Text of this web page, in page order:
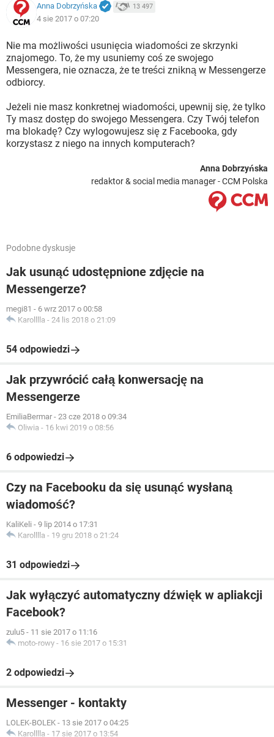
Anna Dobrzyńska 13 497
4 sie 2017 o 07:20
Nie ma możliwości usunięcia wiadomości ze skrzynki
znajomego. To, że my usuniemy coś ze swojego
Messengera, nie oznacza, że te treści znikną w Messengerze
odbiorcy.
Jeżeli nie masz konkretnej wiadomości, upewnij się, że tylko
Ty masz dostęp do swojego Messengera. Czy Twój telefon
ma blokadę? Czy wylogowujesz się z Facebooka, gdy
korzystasz z niego na innych komputerach?
Anna Dobrzyńska
redaktor & social media manager - CCM Polska
Podobne dyskusje
Jak usunąć udostępnione zdjęcie na
Messengerze?
megi81 - 6 wrz 2017 o 00:58
Karolllla - 24 lis 2018 o 21:09
54 odpowiedzi
Jak przywrócić całą konwersację na
Messengerze
EmiliaBermar - 23 cze 2018 o 09:34
Oliwia - 16 kwi 2019 o 08:56
6 odpowiedzi
Czy na Facebooku da się usunąć wysłaną
wiadomość?
KaliKeli - 9 lip 2014 o 17:31
Karolllla - 19 gru 2018 o 21:24
31 odpowiedzi
Jak wyłączyć automatyczny dźwięk w apliakcji
Facebook?
zulu5 - 11 sie 2017 o 11:16
moto-rowy - 16 sie 2017 o 15:31
2 odpowiedzi
Messenger - kontakty
LOLEK-BOLEK - 13 sie 2017 o 04:25
Karolllla - 17 sie 2017 o 13:54